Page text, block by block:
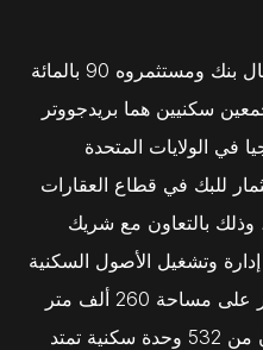
في عام 2016، امتلك فينشر كابيتال بنك ومستثمروه 90 بالمائة
سكنيين هما بريدجووتر
في الولايات المتحدة
للبك في قطاع العقارات
وذلك بالتعاون مع شريك
وتشغيل الأصول السكنية
متعددة الأسر. يقع عقار بريدجووتر على مساحة 260 ألف متر
مربع من الأرض المسورة، ويتكون من 532 وحدة سكنية تمتد